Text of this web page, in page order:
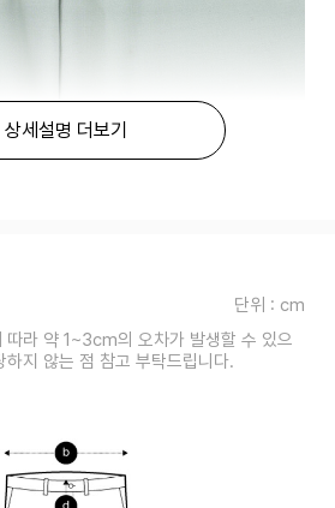
상세설명 더보기
단위 : cm
따라 약 1~3cm의 오차가 발생할 수 있으
지 않는 점 참고 부탁드립니다.